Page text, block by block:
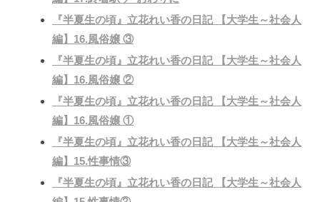
『半夏生の頃』立花れい香の日記 【大学生～社会人
編】16.風俗嬢 ③
『半夏生の頃』立花れい香の日記 【大学生～社会人
編】16.風俗嬢 ②
『半夏生の頃』立花れい香の日記 【大学生～社会人
編】16.風俗嬢 ①
『半夏生の頃』立花れい香の日記 【大学生～社会人
編】15.性事情③
『半夏生の頃』立花れい香の日記 【大学生～社会人